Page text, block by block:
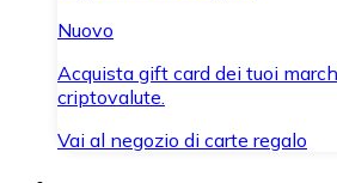
Nuovo
Acquista gift card dei tuoi
criptovalute.
Vai al negozio di carte regalo